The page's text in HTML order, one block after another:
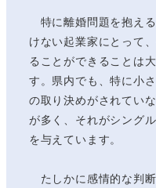
特に離婚問題を抱え
けない起業家にとって
ることができることは
す。県内でも、特に小
の取り決めがされてい
が多く、それがシング
を与えています。
たしかに感情的な判